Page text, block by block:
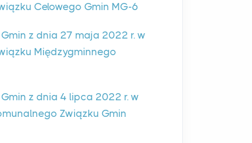
Celowego Gmin MG-6
z dnia 27 maja 2022 r. w
Międzygminnego
z dnia 4 lipca 2022 r. w
Związku Gmin